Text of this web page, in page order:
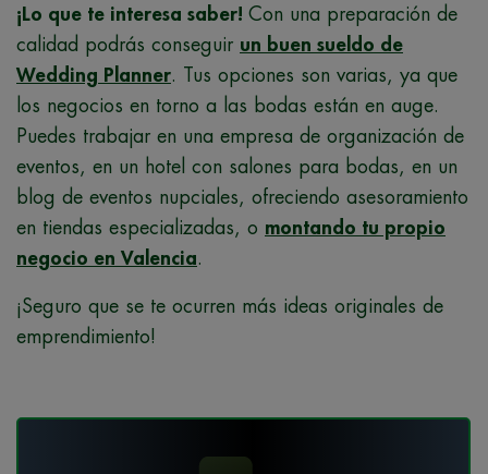
¡Lo que te interesa saber! Con una preparación de
calidad podrás conseguir un buen sueldo de
Wedding Planner. Tus opciones son varias, ya que
los negocios en torno a las bodas están en auge.
Puedes trabajar en una empresa de organización de
eventos, en un hotel con salones para bodas, en un
blog de eventos nupciales, ofreciendo asesoramiento
en tiendas especializadas, o montando tu propio
negocio en Valencia.
¡Seguro que se te ocurren más ideas originales de
emprendimiento!